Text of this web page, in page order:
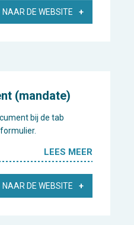
NAAR DE WEBSITE
(mandate)
bij de tab
LEES MEER
NAAR DE WEBSITE